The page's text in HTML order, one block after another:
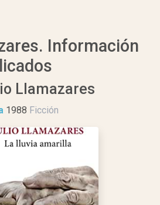
Información
Llamazares
1988 Ficción